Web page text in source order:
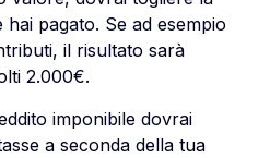
pagato. Se ad esempio
il risultato sarà
2.000€.
imponibile dovrai
a seconda della tua